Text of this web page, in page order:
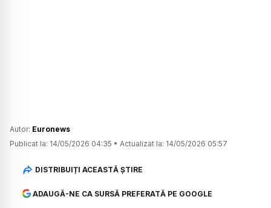
Autor: Euronews
Publicat la: 14/05/2026 04:35 • Actualizat la: 14/05/2026 05:57
DISTRIBUIȚI ACEASTĂ ȘTIRE
ADAUGĂ-NE CA SURSĂ PREFERATĂ PE GOOGLE